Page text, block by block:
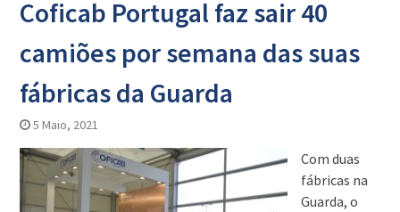
Coficab Portugal faz sair 40
camiões por semana das suas
fábricas da Guarda
5 Maio, 2021
Com duas
fábricas na
Guarda, o